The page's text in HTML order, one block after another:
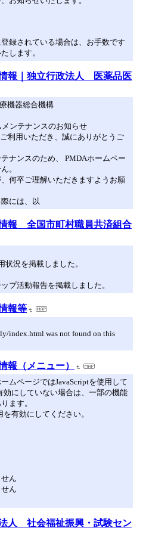
録されている場合は、お手数です
します。
報｜独立行政法人 医薬品医
機器総合機構
ンテナンスのお知らせ
利用いただき、誠にありがとうご
ナンスのため、 PMDAホームペー
。
何卒ご理解いただきますようお願
には、以
報 全国市町村職員共済組合
況を掲載しました。
プ活動報告を掲載しました。
報等
index.html was not found on this
報（メニュー）
ムページではJavaScriptを使用して
効にしていない場合は、一部の機能
ます。
有効にしてください。
ん
ん
人 社会福祉振興・試験セン